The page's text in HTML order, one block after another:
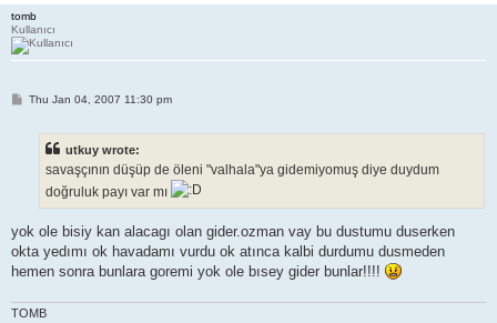
tomb
Kullanıcı
PThu Jan 04, 2007 11:30 pm
utkuy wrote:
savaşçının düşüp de öleni "valhala"ya gidemiyomuş diye duydum
doğruluk payı var mı
yok ole bisiy kan alacagı olan gider.ozman vay bu dustumu duserken
okta yedımı ok havadamı vurdu ok atınca kalbi durdumu dusmeden
hemen sonra bunlara goremi yok ole bısey gider bunlar!!!!
TOMB